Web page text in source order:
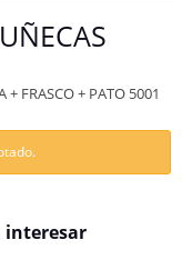
+ FRASCO + PATO 5001
interesar